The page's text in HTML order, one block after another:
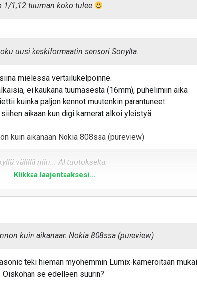
1/1,12 tuuman koko tulee
uusi keskiformaatin sensori Sonylta.
mielessä vertailukelpoinne.
ei kaukana tuumasesta (16mm), puhelimiin aika
kuinka paljon kennot muutenkin parantuneet
aikaan kun digi kamerat alkoi yleistyä.
kuin aikanaan Nokia 808ssa (pureview)
välillä niin... AI tuotokselta.
Klikkaa laajentaaksesi...
kuin aikanaan Nokia 808ssa (pureview)
teki hieman myöhemmin Lumix-kameroitaan
se edelleen suurin?